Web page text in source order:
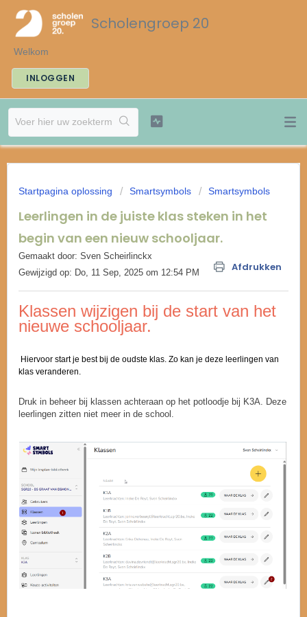
Scholengroep 20
Welkom
INLOGGEN
Startpagina oplossing Smartsymbols Smartsymbols
Leerlingen in de juiste klas steken in het
begin van een nieuw schooljaar.
Afdrukken
Gemaakt door: Sven Scheirlinckx
Gewijzigd op: Do, 11 Sep, 2025 om 12:54 PM
Klassen wijzigen bij de start van het
nieuwe schooljaar.
Hiervoor start je best bij de oudste klas. Zo kan je deze leerlingen van
klas veranderen.
Druk in beheer bij klassen achteraan op het potloodje bij K3A. Deze
leerlingen zitten niet meer in de school.